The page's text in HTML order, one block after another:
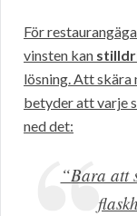
För
vinsten kan
lösning. Att
betyder att varje
ned det:
“Bara att